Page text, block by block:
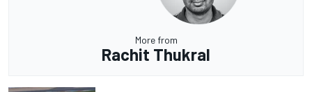
More from
Rachit Thukral